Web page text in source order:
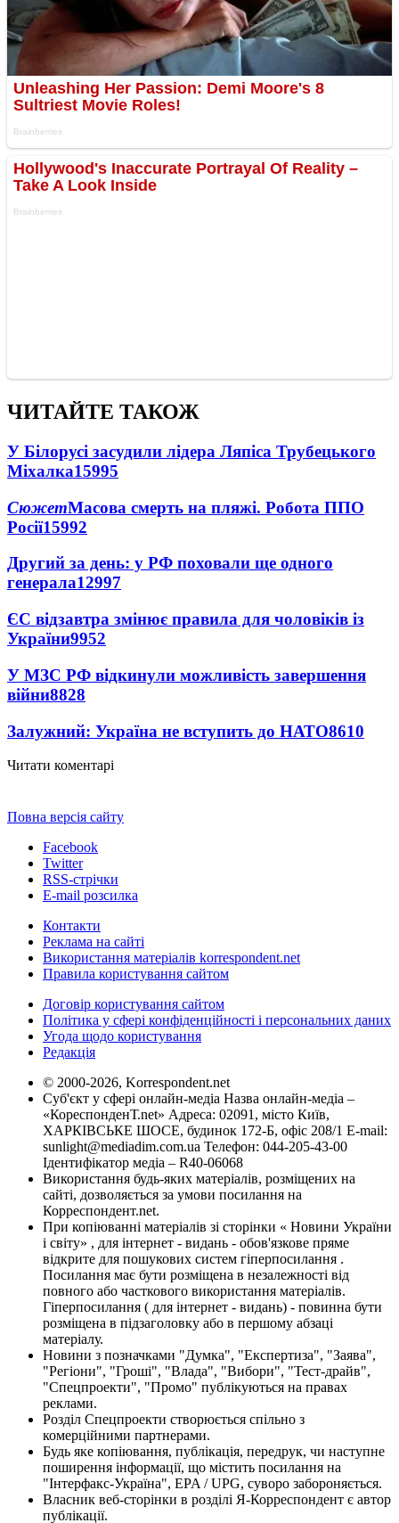
ЧИТАЙТЕ ТАКОЖ
У Білорусі засудили лідера Ляпіса Трубецького
Міхалка15995
СюжетМасова смерть на пляжі. Робота ППО
Росії15992
Другий за день: у РФ поховали ще одного
генерала12997
ЄС відзавтра змінює правила для чоловіків із
України9952
У МЗС РФ відкинули можливість завершення
війни8828
Залужний: Україна не вступить до НАТО8610
Читати коментарі
Повна версія сайту
Facebook
Twitter
RSS-стрічки
E-mail розсилка
Контакти
Реклама на сайті
Використання матеріалів korrespondent.net
Правила користування сайтом
Договір користування сайтом
Політика у сфері конфіденційності і персональних даних
Угода щодо користування
Редакція
© 2000-2026, Korrespondent.net
Суб'єкт у сфері онлайн-медіа Назва онлайн-медіа –
«КореспонденТ.net» Адреса: 02091, місто Київ,
ХАРКІВСЬКЕ ШОСЕ, будинок 172-Б, офіс 208/1 E-mail:
sunlight@mediadim.com.ua Телефон: 044-205-43-00
Ідентифікатор медіа – R40-06068
Використання будь-яких матеріалів, розміщених на
сайті, дозволяється за умови посилання на
Корреспондент.net.
При копіюванні матеріалів зі сторінки « Новини України
і світу» , для інтернет - видань - обов'язкове пряме
відкрите для пошукових систем гіперпосилання .
Посилання має бути розміщена в незалежності від
повного або часткового використання матеріалів.
Гіперпосилання ( для інтернет - видань) - повинна бути
розміщена в підзаголовку або в першому абзаці
матеріалу.
Новини з позначками "Думка", "Експертиза", "Заява",
"Регіони", "Гроші", "Влада", "Вибори", "Тест-драйв",
"Спецпроекти", "Промо" публікуються на правах
реклами.
Розділ Спецпроекти створюється спільно з
комерційними партнерами.
Будь яке копіювання, публікація, передрук, чи наступне
поширення інформації, що містить посилання на
"Інтерфакс-Україна", EPA / UPG, суворо забороняється.
Власник веб-сторінки в розділі Я-Корреспондент є автор
публікації.